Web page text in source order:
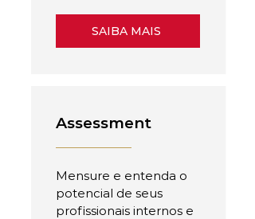
SAIBA MAIS
Assessment
Mensure e entenda o
potencial de seus
profissionais internos e